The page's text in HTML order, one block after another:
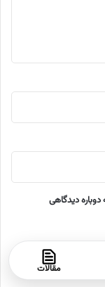
دیدگاهی
مقالات